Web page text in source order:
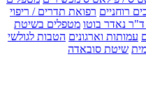
רוחניים רפואת תדרים / ריפוי
נאדר בוטו מטפלים בשיטת
עמותות וארגונים הטבות לגולשי
שיטת סובאדה